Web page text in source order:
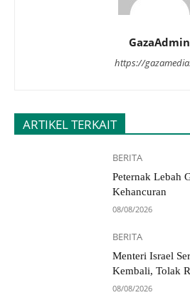
GazaAdmin
https://
ARTIKEL TERKAIT
BERITA
Peternak Lebah
Kehancuran
08/08/2026
BERITA
Menteri Israel
Kembali, Tolak
08/08/2026